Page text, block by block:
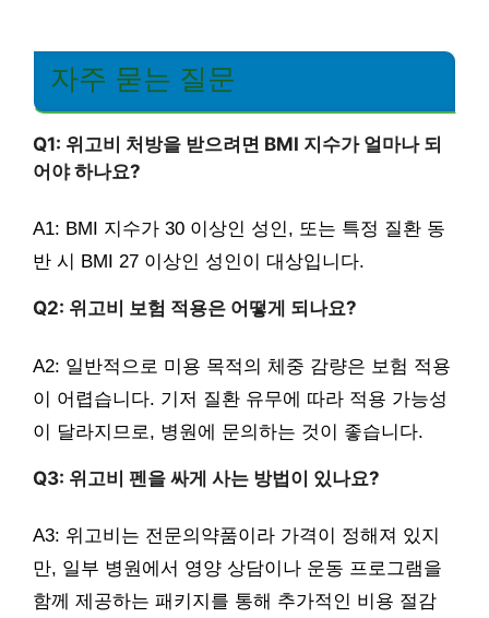
자주 묻는 질문
Q1: 위고비 처방을 받으려면 BMI 지수가 얼마나 되
어야 하나요?
A1: BMI 지수가 30 이상인 성인, 또는 특정 질환 동
반 시 BMI 27 이상인 성인이 대상입니다.
Q2: 위고비 보험 적용은 어떻게 되나요?
A2: 일반적으로 미용 목적의 체중 감량은 보험 적용
이 어렵습니다. 기저 질환 유무에 따라 적용 가능성
이 달라지므로, 병원에 문의하는 것이 좋습니다.
Q3: 위고비 펜을 싸게 사는 방법이 있나요?
A3: 위고비는 전문의약품이라 가격이 정해져 있지
만, 일부 병원에서 영양 상담이나 운동 프로그램을
함께 제공하는 패키지를 통해 추가적인 비용 절감